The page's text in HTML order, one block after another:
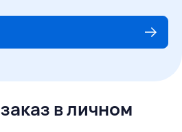
в личном